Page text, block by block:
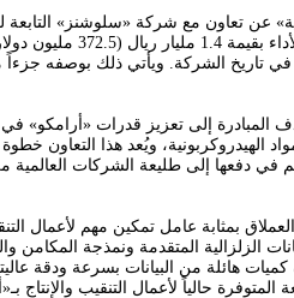
عن تعاون مع شركة «سلوشنز»
لحاسوب عملاق عالي
في تاريخ الشركة. ويأتي ذلك بوصفه
إلى تعزيز قدرات «أرامكو» في
الهيدروكربونية، ويُعد هذا التعاون
في دفعها إلى طليعة الشركات
بمثابة عامل تمكين مهم لأعمال
الزلزالية المتقدمة ونمذجة
كميات هائلة من البيانات بسرعة ودقة
حالياً لأعمال التنقيب والإنتاج